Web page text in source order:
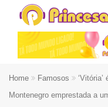
Home Famosos
Montenegro emprestada a